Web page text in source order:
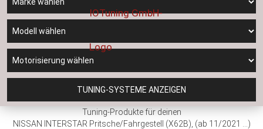
TUNING-SYSTEME ANZEIGEN
Tuning-Produkte für deinen
NISSAN INTERSTAR Pritsche/Fahrgestell (X62B), (ab 11/2021 ...)